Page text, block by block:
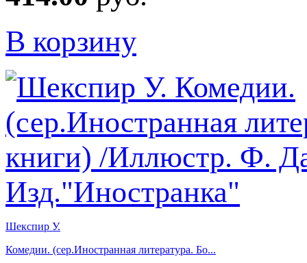
В корзину
Шекспир У.
Комедии. (сер.Иностранная литература. Бо...